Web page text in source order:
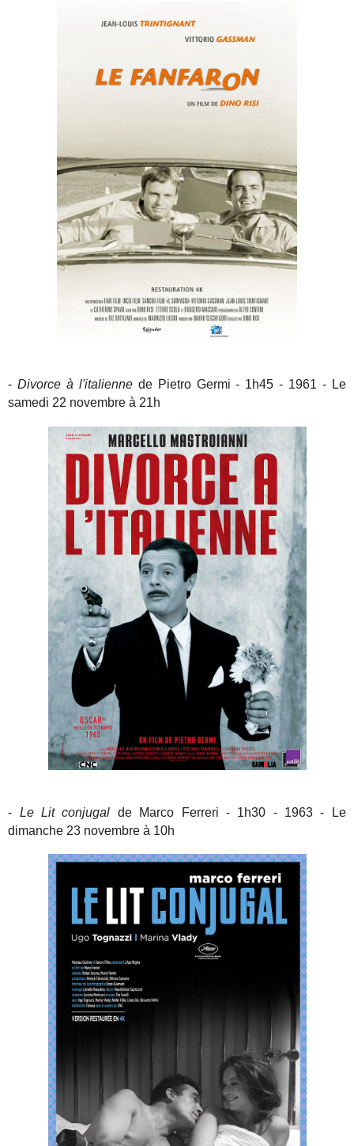
-Divorce à l'italiennede Pietro Germi - 1h45 - 1961 - Le
samedi 22 novembre à 21h
- Le Lit conjugal de Marco Ferreri - 1h30 - 1963 - Le
dimanche 23 novembre à 10h